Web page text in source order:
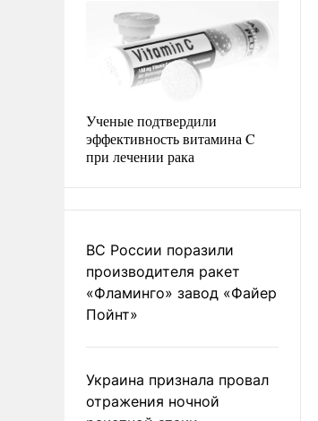
Ученые подтвердили
эффективность витамина C
при лечении рака
ВС России поразили
производителя ракет
«Фламинго» завод «Файер
Пойнт»
Украина признала провал
отражения ночной